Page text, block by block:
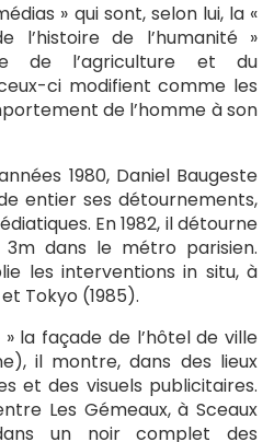
» qui sont, selon lui, la «
l’histoire de l’humanité »
de l’agriculture et du
ci modifient comme les
de l’homme à son
1980, Daniel Baugeste
entier ses détournements,
En 1982, il détourne
dans le métro parisien.
les interventions in situ, à
Tokyo (1985).
la façade de l’hôtel de ville
il montre, dans des lieux
et des visuels publicitaires.
Les Gémeaux, à Sceaux
un noir complet des